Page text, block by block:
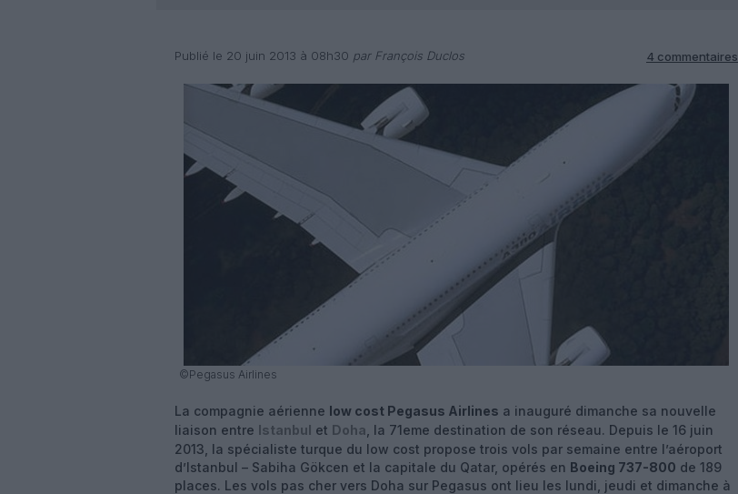
Publié le 20 juin 2013 à 08h30 par François Duclos 4 commentaires
©Pegasus Airlines
La compagnie aérienne low cost Pegasus Airlines a inauguré dimanche sa nouvelle
liaison entre Istanbul et Doha , la 71eme destination de son réseau. Depuis le 16 juin
2013, la spécialiste turque du low cost propose trois vols par semaine entre l’aéroport
d’Istanbul – Sabiha Gökcen et la capitale du Qatar, opérés en Boeing 737-800 de 189
places. Les vols pas cher vers Doha sur Pegasus ont lieu les lundi, jeudi et dimanche à